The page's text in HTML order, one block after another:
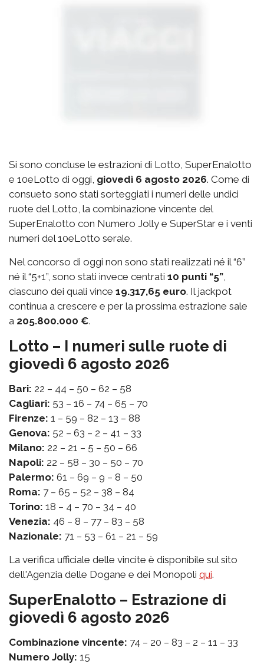
Si sono concluse le estrazioni di Lotto, SuperEnalotto
e 10eLotto di oggi, giovedì 6 agosto 2026. Come di
consueto sono stati sorteggiati i numeri delle undici
ruote del Lotto, la combinazione vincente del
SuperEnalotto con Numero Jolly e SuperStar e i venti
numeri del 10eLotto serale.
Nel concorso di oggi non sono stati realizzati né il “6”
né il “5+1”, sono stati invece centrati 10 punti “5”,
ciascuno dei quali vince 19.317,65 euro. Il jackpot
continua a crescere e per la prossima estrazione sale
a 205.800.000 €.
Lotto – I numeri sulle ruote di
giovedì 6 agosto 2026
Bari: 22 – 44 – 50 – 62 – 58
Cagliari: 53 – 16 – 74 – 65 – 70
Firenze: 1 – 59 – 82 – 13 – 88
Genova: 52 – 63 – 2 – 41 – 33
Milano: 22 – 21 – 5 – 50 – 66
Napoli: 22 – 58 – 30 – 50 – 70
Palermo: 61 – 69 – 9 – 8 – 50
Roma: 7 – 65 – 52 – 38 – 84
Torino: 18 – 4 – 70 – 34 – 40
Venezia: 46 – 8 – 77 – 83 – 58
Nazionale: 71 – 53 – 61 – 21 – 59
La verifica ufficiale delle vincite è disponibile sul sito
dell'Agenzia delle Dogane e dei Monopoli qui.
SuperEnalotto – Estrazione di
giovedì 6 agosto 2026
Combinazione vincente: 74 – 20 – 83 – 2 – 11 – 33
Numero Jolly: 15